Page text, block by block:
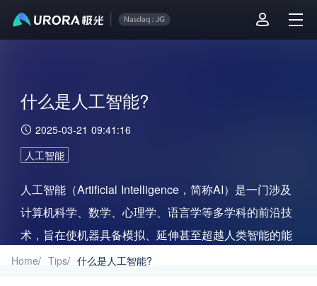
什么是人工智能?
2025-03-21 09:41:16
人工智能
人工智能（Artificial Intelligence，简称AI）是一门涉及
计算机科学、数学、心理学、语言学等多学科的前沿技
术，旨在使机器具备模拟、延伸甚至超越人类智能的能
力。
Home/ Tips/ 什么是人工智能?